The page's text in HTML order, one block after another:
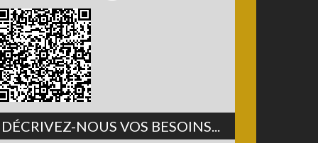
DÉCRIVEZ-NOUS VOS BESOINS...